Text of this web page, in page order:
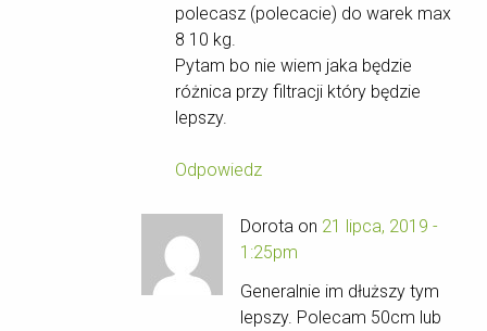
polecasz (polecacie) do warek max
8 10 kg.
Pytam bo nie wiem jaka będzie
różnica przy filtracji który będzie
lepszy.
Odpowiedz
Dorota on 21 lipca, 2019 -
1:25pm
Generalnie im dłuższy tym
lepszy. Polecam 50cm lub